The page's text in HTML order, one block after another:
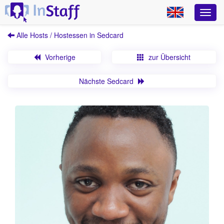
Alle Hosts / Hostessen in Sedcard
Vorherige zur Übersicht
Nächste Sedcard